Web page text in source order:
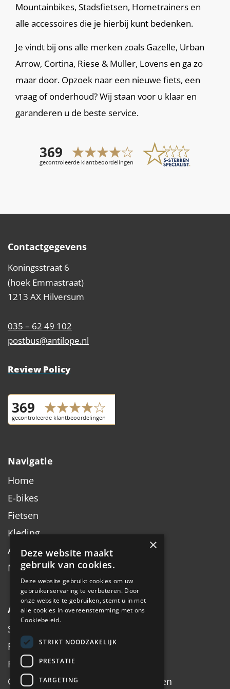
Mountainbikes, Stadsfietsen, Hometrainers en
alle accessoires die je hierbij kunt bedenken.
Je vindt bij ons alle merken zoals Gazelle, Urban
Arrow, Cortina, Riese & Muller, Lovens en ga zo
maar door. Opzoek naar een nieuwe fiets, een
vraag of onderhoud? Wij staan voor u klaar en
garanderen u de beste service.
Contactgegevens
Koningsstraat 6
(hoek Emmastraat)
1213 AX Hilversum
035 – 62 49 102
postbus@antilope.nl
Review Policy
Navigatie
Home
E-bikes
Fietsen
Kleding
Accessoires
Merken
Algemeen
Service
Fiets inruilen
Fietsadvies op maat
Onderhoud, Service, Halen & Brengen
×
Deze website maakt
gebruik van cookies.
Deze website gebruikt cookies om uw
gebruikerservaring te verbeteren. Door
onze website te gebruiken, stemt u in met
alle cookies in overeenstemming met ons
Cookiebeleid.
STRIKT NOODZAKELIJK
PRESTATIE
TARGETING